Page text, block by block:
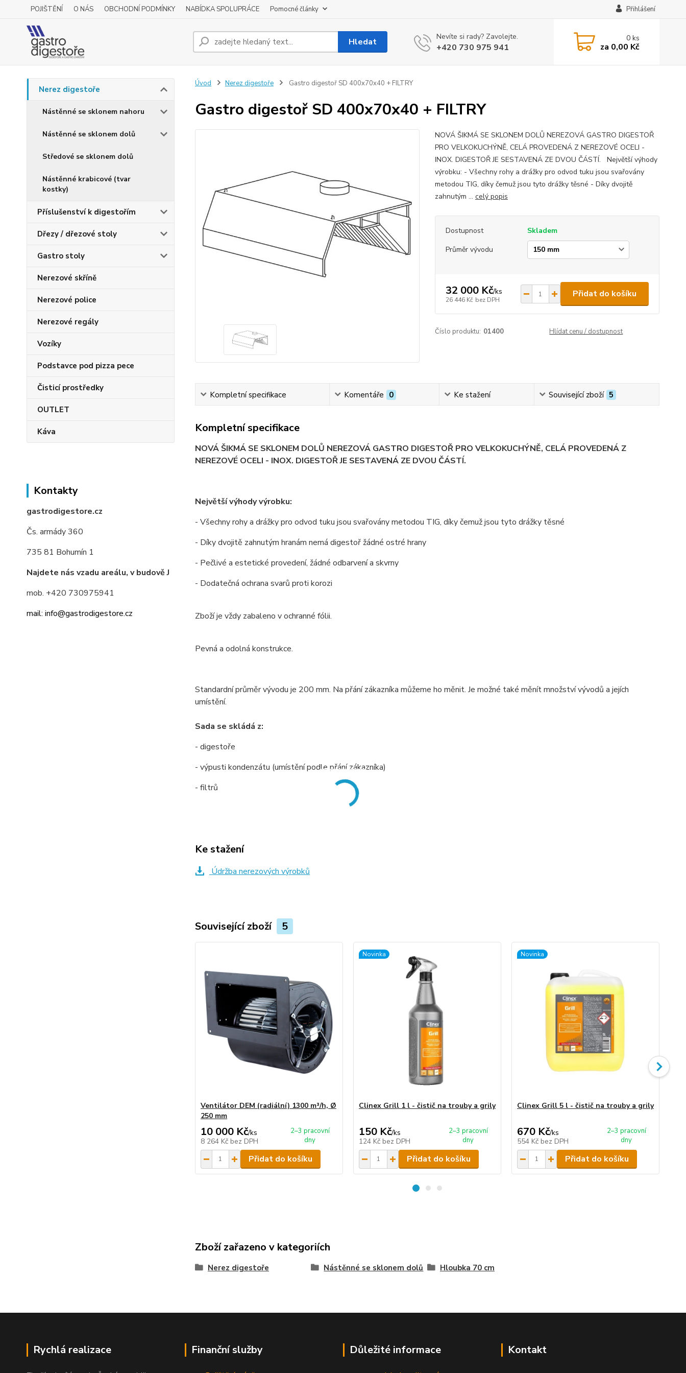
POJIŠTĚNÍ O NÁS OBCHODNÍ PODMÍNKY NABÍDKA SPOLUPRÁCE Pomocné články Přihlášení
Hledat Nevíte si rady? Zavolejte.
+420 730 975 941
0ks
za 0,00 Kč
Nerez digestoře
Nástěnné se sklonem nahoru
Nástěnné se sklonem dolů
Středové se sklonem dolů
Nástěnné krabicové (tvar
kostky)
Příslušenství k digestořím
Dřezy / dřezové stoly
Gastro stoly
Nerezové skříně
Nerezové police
Nerezové regály
Vozíky
Podstavce pod pizza pece
Čisticí prostředky
OUTLET
Káva
Kontakty
gastrodigestore.cz
Čs. armády 360
735 81 Bohumín 1
Najdete nás vzadu areálu, v budově J
mob. +420 730975941
mail: info@gastrodigestore.cz
Úvod Nerez digestoře Gastro digestoř SD 400x70x40 + FILTRY
Gastro digestoř SD 400x70x40 + FILTRY
NOVÁ ŠIKMÁ SE SKLONEM DOLŮ NEREZOVÁ GASTRO DIGESTOŘ
PRO VELKOKUCHÝNĚ, CELÁ PROVEDENÁ Z NEREZOVÉ OCELI -
INOX. DIGESTOŘ JE SESTAVENÁ ZE DVOU ČÁSTÍ. Největší výhody
výrobku: - Všechny rohy a drážky pro odvod tuku jsou svařovány
metodou TIG, díky čemuž jsou tyto drážky těsné - Díky dvojitě
zahnutým ... celý popis
Dostupnost
Skladem
Průměr vývodu
32 000 Kč/ks
26 446 Kč bez DPH
Přidat do košíku
Číslo produktu: 01400 Hlídat cenu / dostupnost
Kompletní specifikace Komentáře 0 Ke stažení Související zboží 5
Kompletní specifikace
NOVÁ ŠIKMÁ SE SKLONEM DOLŮ NEREZOVÁ GASTRO DIGESTOŘ PRO VELKOKUCHÝNĚ, CELÁ PROVEDENÁ Z
NEREZOVÉ OCELI - INOX. DIGESTOŘ JE SESTAVENÁ ZE DVOU ČÁSTÍ.
Největší výhody výrobku:
- Všechny rohy a drážky pro odvod tuku jsou svařovány metodou TIG, díky čemuž jsou tyto drážky těsné
- Díky dvojitě zahnutým hranám nemá digestoř žádné ostré hrany
- Pečlivé a estetické provedení, žádné odbarvení a skvrny
- Dodatečná ochrana svarů proti korozi
Zboží je vždy zabaleno v ochranné fólii.
Pevná a odolná konstrukce.
Standardní průměr vývodu je 200 mm. Na přání zákazníka můžeme ho měnit. Je možné také měnít množství vývodů a jejích
umístění.
Sada se skládá z:
- digestoře
- výpusti kondenzátu (umístění podle přání zákazníka)
- filtrů
Ke stažení
Údržba nerezových výrobků
Související zboží 5
Ventilátor DEM (radiální) 1300 m³/h, Ø
250 mm
10 000 Kč/ks
8 264 Kč bez DPH
2–3 pracovní
dny
Přidat do košíku
Novinka
Clinex Grill 1 l - čistič na trouby a grily
150 Kč/ks
124 Kč bez DPH
2–3 pracovní
dny
Přidat do košíku
Novinka
Clinex Grill 5 l - čistič na trouby a grily
670 Kč/ks
554 Kč bez DPH
2–3 pracovní
dny
Přidat do košíku
Zboží zařazeno v kategoriích
Nerez digestoře Nástěnné se sklonem dolů Hloubka 70 cm
Rychlá realizace Finanční služby Důležité informace Kontakt